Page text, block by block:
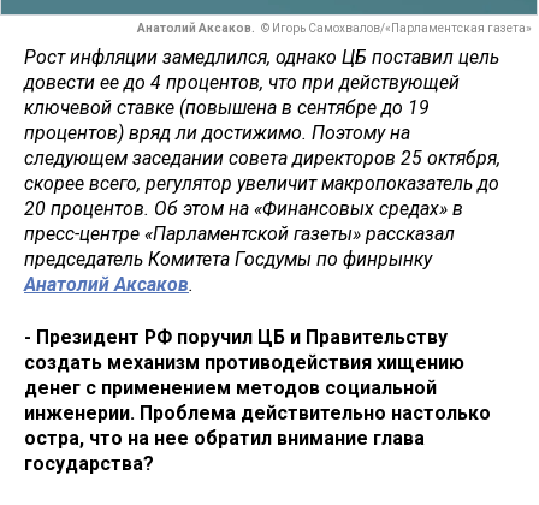
Анатолий Аксаков. © Игорь Самохвалов/«Парламентская газета»
Рост инфляции замедлился, однако ЦБ поставил цель
довести ее до 4 процентов, что при действующей
ключевой ставке (повышена в сентябре до 19
процентов) вряд ли достижимо. Поэтому на
следующем заседании совета директоров 25 октября,
скорее всего, регулятор увеличит макропоказатель до
20 процентов. Об этом на «Финансовых средах» в
пресс-центре «Парламентской газеты» рассказал
председатель Комитета Госдумы по финрынку
Анатолий Аксаков.
- Президент РФ поручил ЦБ и Правительству
создать механизм противодействия хищению
денег с применением методов социальной
инженерии. Проблема действительно настолько
остра, что на нее обратил внимание глава
государства?